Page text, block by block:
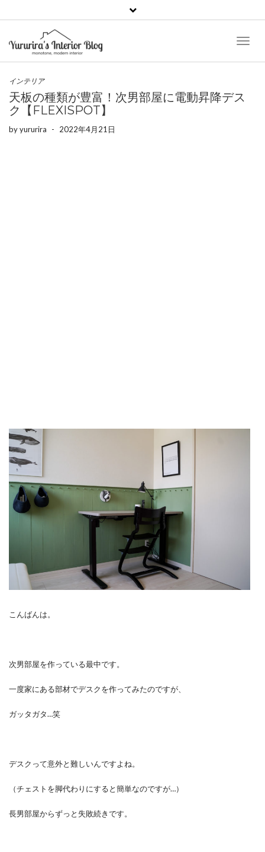
インテリア
天板の種類が豊富！次男部屋に電動昇降デス
ク【FLEXISPOT】
byyururira - 2022年4月21日
こんばんは。
次男部屋を作っている最中です。
一度家にある部材でデスクを作ってみたのですが、
ガッタガタ…笑
デスクって意外と難しいんですよね。
（チェストを脚代わりにすると簡単なのですが…）
長男部屋からずっと失敗続きです。